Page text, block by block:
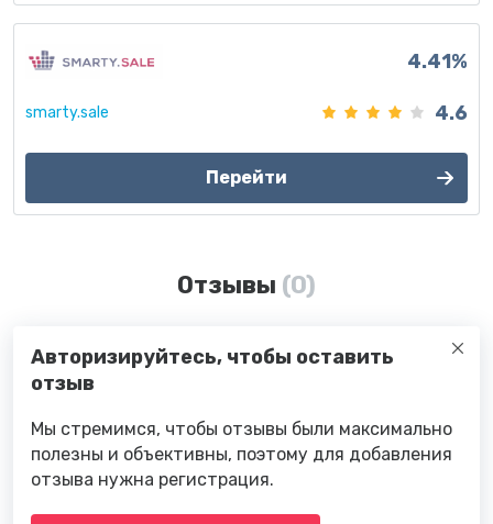
smarty.sale
4.41%
4.6
Перейти
Отзывы (0)
Авторизируйтесь, чтобы оставить
отзыв
Мы стремимся, чтобы отзывы были максимально
полезны и объективны, поэтому для добавления
отзыва нужна регистрация.